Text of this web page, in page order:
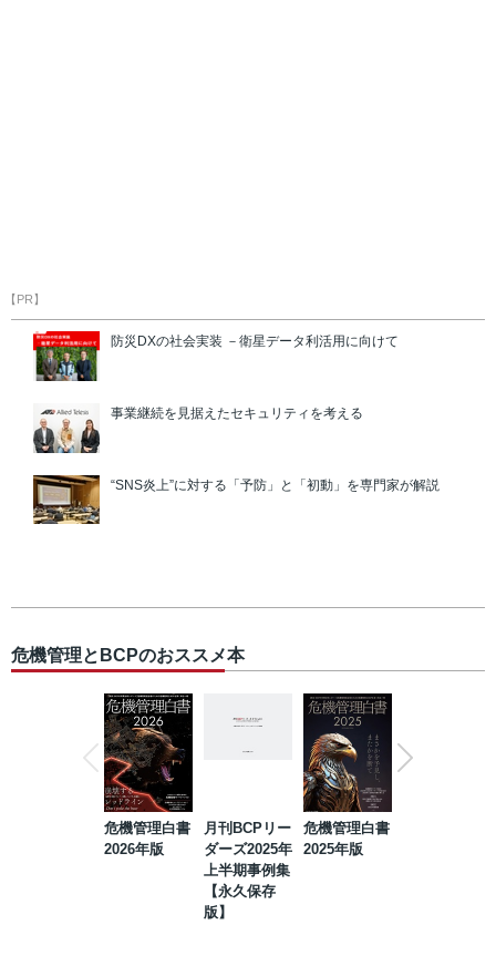
【PR】
防災DXの社会実装 －衛星データ利活用に向けて
事業継続を見据えたセキュリティを考える
“SNS炎上”に対する「予防」と「初動」を専門家が解説
危機管理とBCPのおススメ本
危機管理白書
2026年版
月刊BCPリー
ダーズ2025年
上半期事例集
【永久保存
版】
危機管理白書
2025年版